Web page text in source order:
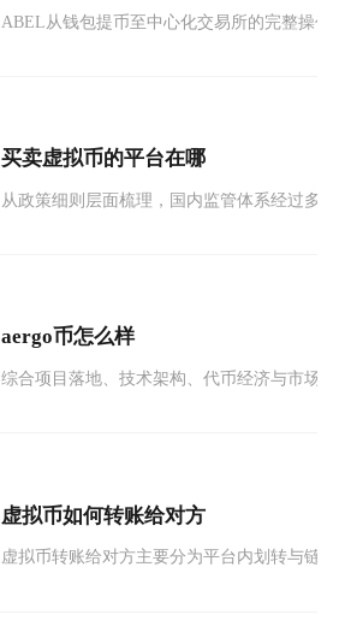
ABEL从钱包提币至中心化交易所的完整操
买卖虚拟币的平台在哪
从政策细则层面梳理，国内监管体系经过多
aergo币怎么样
综合项目落地、技术架构、代币经济与市场
虚拟币如何转账给对方
虚拟币转账给对方主要分为平台内划转与链